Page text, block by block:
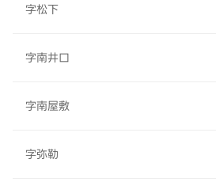
字松下
字南井口
字南屋敷
字弥勒